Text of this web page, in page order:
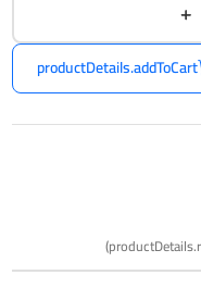
productDetails.addToCart